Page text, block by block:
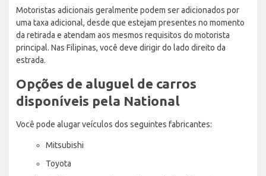
Motoristas adicionais geralmente podem ser adicionados por
uma taxa adicional, desde que estejam presentes no momento
da retirada e atendam aos mesmos requisitos do motorista
principal. Nas Filipinas, você deve dirigir do lado direito da
estrada.
Opções de aluguel de carros
disponíveis pela National
Você pode alugar veículos dos seguintes fabricantes:
Mitsubishi
Toyota